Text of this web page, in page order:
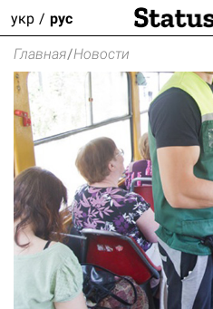
укр рус
Главная/Новости